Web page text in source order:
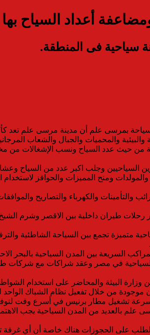
أعداد السياح بها
سياحية فى المنطقة.
بمرسى علم أن مدينة مرسى علم تعد
والمحميات والجبال والشعاب
من حيث عدد السياح ونسب الإشغالات من
وجلب اكبر عدد من السياح
ومنح المميزات والحوافز لاستخدام
والكهرباء والتصاريح
طيران داخلية بين الاقصر وشرم الشيخ
تجمع بين السياحة الشاطئية
السريعة بين المدن السياحية بالبحر
في مصر وعقد شراكات مع شركات
البيئة والمحاضر على استخدام
تشغيل مطار برنيس في أسرع وقت
علم بالعديد من المدن السياحية يجب
على الحجوزات هناك خاصة أن أي غرفة